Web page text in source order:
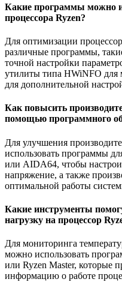
Какие программы можно
процессора Ryzen?
Для оптимизации
различные программы,
точной настройки
утилиты типа HWiNFO для
для дополнительной
Как повысить
помощью программного
Для улучшения
использовать программы
или AIDA64, чтобы
напряжение, а также
оптимальной работы
Какие инструменты
нагрузку на процессор
Для мониторинга
можно использовать
или Ryzen Master, которые
информацию о работе